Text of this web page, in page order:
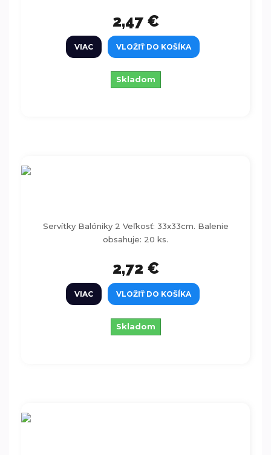
2,47 €
VIAC VLOŽIŤ DO KOŠÍKA
Skladom
Servítky Balóniky 2 Veľkosť: 33x33cm. Balenie
obsahuje: 20 ks.
2,72 €
VIAC VLOŽIŤ DO KOŠÍKA
Skladom